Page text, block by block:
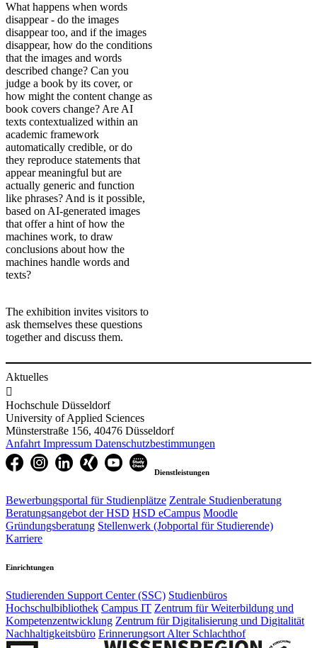
What happens when words
disappear - do the images
disappear too, and if the images
disappear, how do the conditions
that the images and words
described change? Can you
judge a book by its cover, or
how might the content change as
book covers change? Are AI
texts contextualized within an
academic framework
automatically credible, or do
they reproduce statements that
appear meaningful but are
actually generic and function
like phrases? And is it possible,
based on AI-generated images
that offer a hint of how the
machines work, to draw
conclusions about how the
machines handle words and
texts?
The exhibition invites visitors to
ask themselves these questions
together and discuss them.
Aktuelles

Hochschule Düsseldorf
University of Applied Sciences
Münsterstraße 156, 40476 Düsseldorf
Anfahrt Impressum Datenschutzbestimmungen
Dienstleistungen
Bewerbungsportal für Studienplätze Zentrale Studienberatung
Beratungsangebot der HSD HSD eCampus Moodle
Gründungsberatung Stellenwerk (Jobportal für Studierende)
Karriere
Einrichtungen
Studierenden Support Center (SSC) Studienbüros
Hochschulbibliothek Campus IT Zentrum für Weiterbildung und
Kompetenzentwicklung Zentrum für Digitalisierung und Digitalität
Nachhaltigkeitsbüro Erinnerungsort Alter Schlachthof